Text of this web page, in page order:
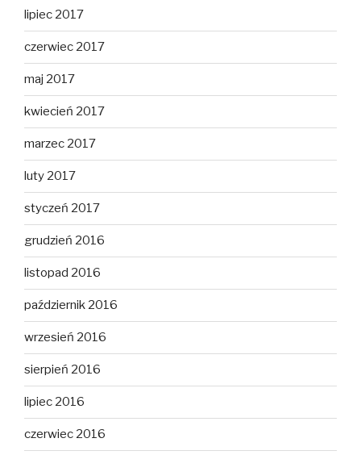
lipiec 2017
czerwiec 2017
maj 2017
kwiecień 2017
marzec 2017
luty 2017
styczeń 2017
grudzień 2016
listopad 2016
październik 2016
wrzesień 2016
sierpień 2016
lipiec 2016
czerwiec 2016